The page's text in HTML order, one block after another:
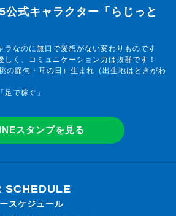
公式キャラクター「らじっと
ラなのに無口で愛想がない変わりものです
しく、コミュニケーション力は抜群です！
の節句・耳の日）生まれ（出生地はときがわ
足で稼ぐ」
スタンプを見る
SCHEDULE
スケジュール